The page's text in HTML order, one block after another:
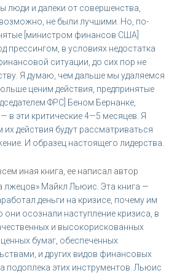
люди и далеки от совершенства,
не были лучшими. Но, по-
[министром финансов США]
прессингом, в условиях недостатка
ситуации, до сих пор не
Я думаю, чем дальше мы удаляемся
ценим действия, предпринятые
ФРС] Беном Бернанке,
в эти критические 4—5 месяцев. Я
действия будут рассматриваться
И образец настоящего лидерства.
иная книга, ее написал автор
лжецов» Майкл Льюис. Эта книга —
деньги на кризисе, почему им
они осознали наступление кризиса, в
и высокорискованных
бумаг, обеспеченных
и других видов финансовых
подоплека этих инструментов. Льюис